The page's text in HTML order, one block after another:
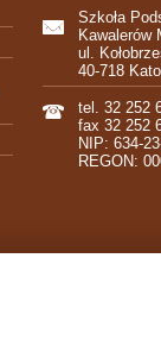
Szkoła
Kawalerów
ul.
40-718
tel. 32 252
fax 32 252
NIP: 634-
REGON: